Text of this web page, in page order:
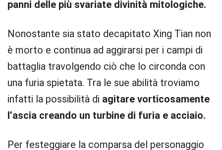
panni delle più svariate divinità mitologiche.
Nonostante sia stato decapitato Xing Tian non
è morto e continua ad aggirarsi per i campi di
battaglia travolgendo ciò che lo circonda con
una furia spietata. Tra le sue abilità troviamo
infatti la possibilità di agitare vorticosamente
l’ascia creando un turbine di furia e acciaio.
Per festeggiare la comparsa del personaggio